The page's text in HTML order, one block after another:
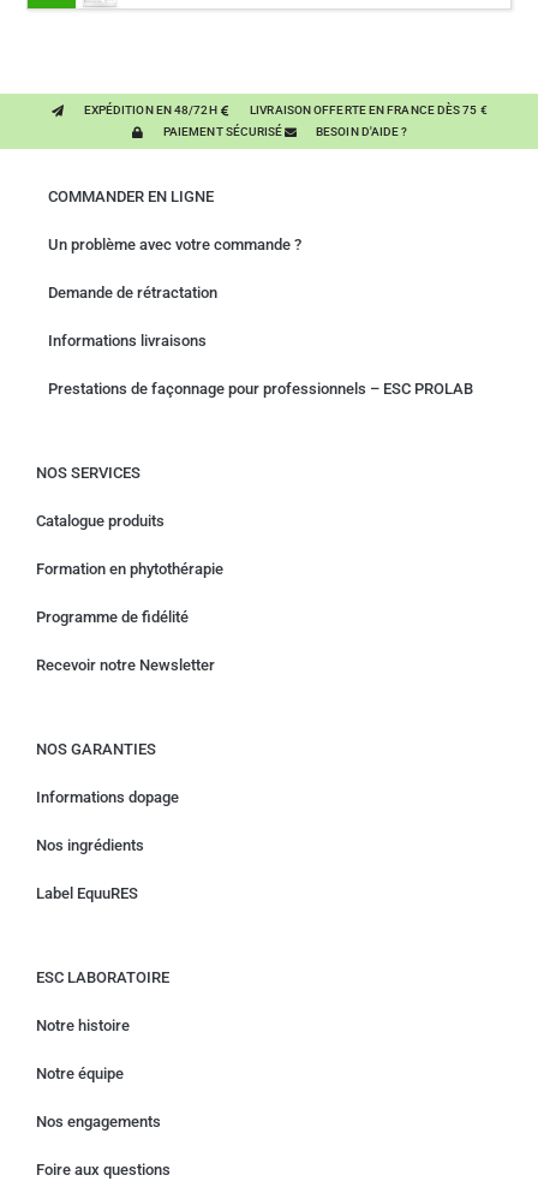
EXPÉDITION EN 48/72H
LIVRAISON OFFERTE EN FRANCE DÈS 75 €
PAIEMENT SÉCURISÉ
BESOIN D'AIDE ?
COMMANDER EN LIGNE
Un problème avec votre commande ?
Demande de rétractation
Informations livraisons
Prestations de façonnage pour professionnels – ESC PROLAB
NOS SERVICES
Catalogue produits
Formation en phytothérapie
Programme de fidélité
Recevoir notre Newsletter
NOS GARANTIES
Informations dopage
Nos ingrédients
Label EquuRES
ESC LABORATOIRE
Notre histoire
Notre équipe
Nos engagements
Foire aux questions